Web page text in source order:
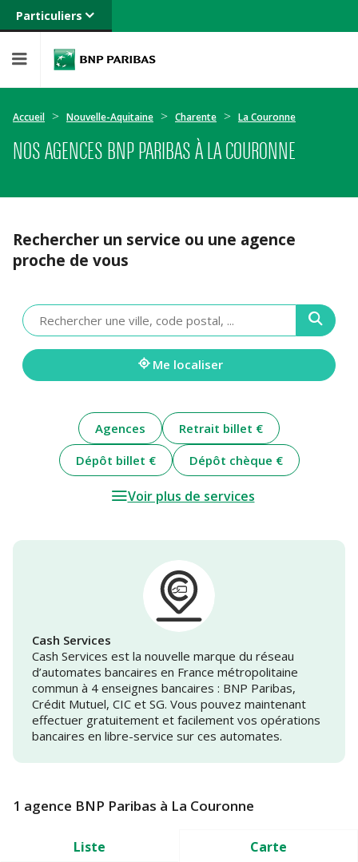
Particuliers
Banque privée
Entreprises
Accueil Nouvelle-Aquitaine Charente La Couronne
NOS AGENCES BNP PARIBAS À LA COURONNE
Rechercher un service ou une agence
proche de vous
Veuillez
renseigner
une
adresse
Me localiser
Agences
Retrait billet €
Dépôt billet €
Dépôt chèque €
Voir plus de services
Cash Services
Cash Services est la nouvelle marque du réseau
d’automates bancaires en France métropolitaine
commun à 4 enseignes bancaires : BNP Paribas,
Crédit Mutuel, CIC et SG. Vous pouvez maintenant
effectuer gratuitement et facilement vos opérations
bancaires en libre-service sur ces automates.
1 agence BNP Paribas à La Couronne
Liste Carte